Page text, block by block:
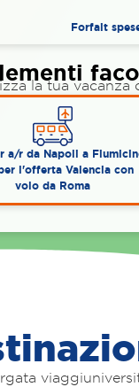
Forfait
la tua
a/r da Napoli a
l'offerta Valencia con
volo da Roma